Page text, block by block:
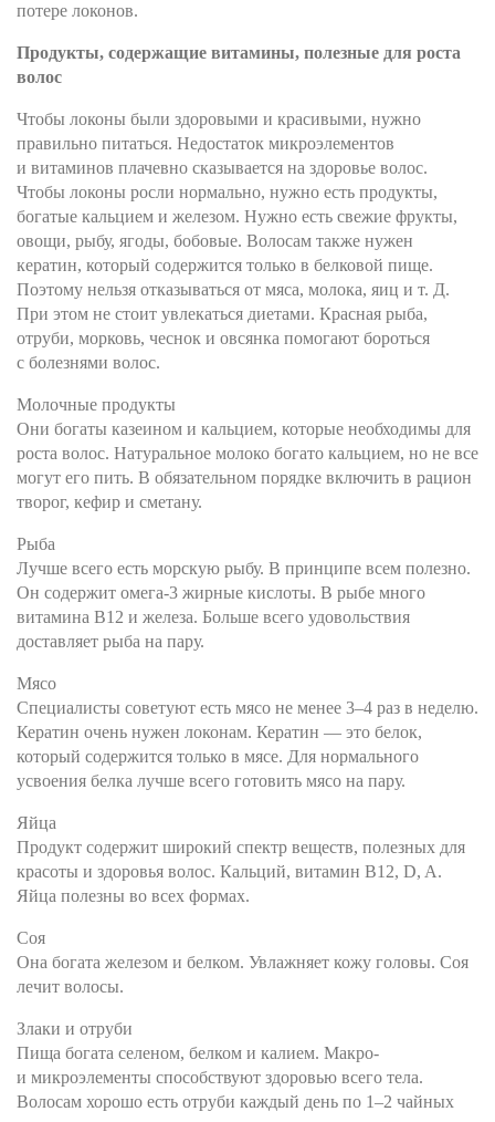
потере локонов.
Продукты, содержащие витамины, полезные для роста
волос
Чтобы локоны были здоровыми и красивыми, нужно
правильно питаться. Недостаток микроэлементов
и витаминов плачевно сказывается на здоровье волос.
Чтобы локоны росли нормально, нужно есть продукты,
богатые кальцием и железом. Нужно есть свежие фрукты,
овощи, рыбу, ягоды, бобовые. Волосам также нужен
кератин, который содержится только в белковой пище.
Поэтому нельзя отказываться от мяса, молока, яиц и т. Д.
При этом не стоит увлекаться диетами. Красная рыба,
отруби, морковь, чеснок и овсянка помогают бороться
с болезнями волос.
Молочные продукты
Они богаты казеином и кальцием, которые необходимы для
роста волос. Натуральное молоко богато кальцием, но не все
могут его пить. В обязательном порядке включить в рацион
творог, кефир и сметану.
Рыба
Лучше всего есть морскую рыбу. В принципе всем полезно.
Он содержит омега-3 жирные кислоты. В рыбе много
витамина B12 и железа. Больше всего удовольствия
доставляет рыба на пару.
Мясо
Специалисты советуют есть мясо не менее 3–4 раз в неделю.
Кератин очень нужен локонам. Кератин — это белок,
который содержится только в мясе. Для нормального
усвоения белка лучше всего готовить мясо на пару.
Яйца
Продукт содержит широкий спектр веществ, полезных для
красоты и здоровья волос. Кальций, витамин B12, D, A.
Яйца полезны во всех формах.
Соя
Она богата железом и белком. Увлажняет кожу головы. Соя
лечит волосы.
Злаки и отруби
Пища богата селеном, белком и калием. Макро-
и микроэлементы способствуют здоровью всего тела.
Волосам хорошо есть отруби каждый день по 1–2 чайных